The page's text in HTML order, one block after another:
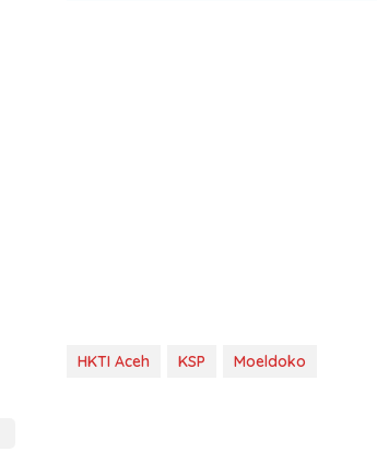
HKTI Aceh KSP Moeldoko